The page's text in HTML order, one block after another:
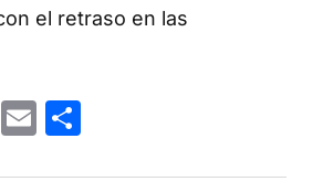
el retraso en las
WhatsApp
Email